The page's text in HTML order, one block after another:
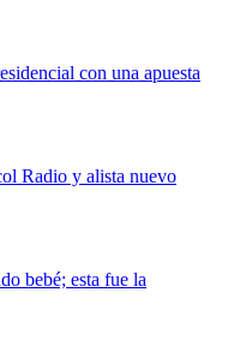
con una apuesta
Radio y alista nuevo
bebé; esta fue la